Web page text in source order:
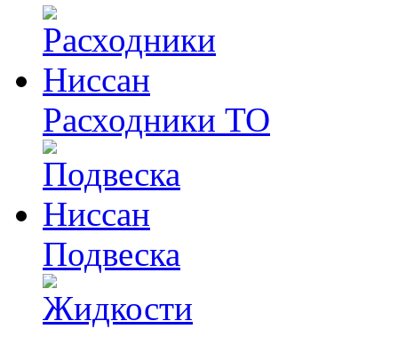
Расходники ТО
Подвеска